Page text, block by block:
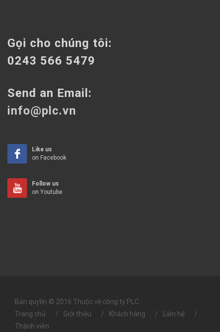
Gọi cho chúng tôi:
0243 566 5479
Send an Email:
info@plc.vn
Like us
on Facebook
Follow us
on Youtube
Bản quyền © 2016 Thuộc về công ty PLC
Trang chủ
Giới thiệu Khách hàng
Liên hệ
Thành viên